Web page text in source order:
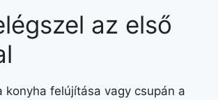
az első
konyha felújítása vagy csupán a